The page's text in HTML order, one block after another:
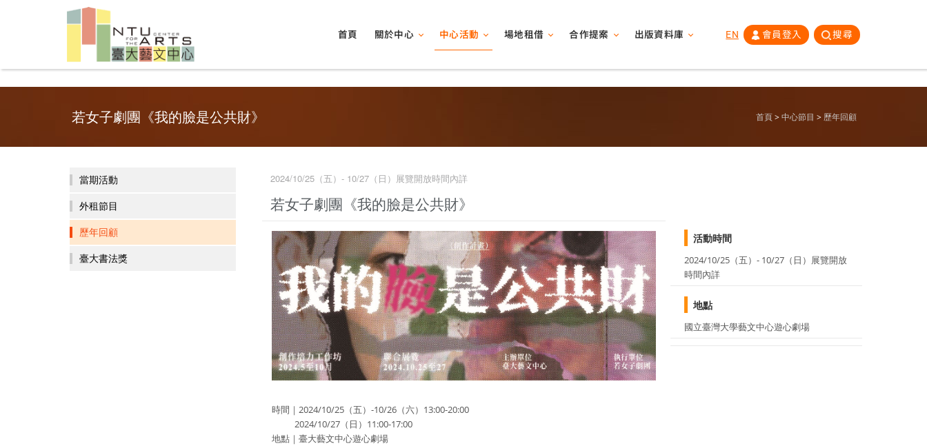
首頁 關於中心 中心活動 場地租借 合作提案 出版資料庫 EN 會員登入 搜尋
若女子劇團《我的臉是公共財》 首頁 中心節目 歷年回顧
當期活動
外租節目
歷年回顧
臺大書法獎
2024/10/25（五）- 10/27（日）展覽開放時間內詳
若女子劇團《我的臉是公共財》
時間｜2024/10/25（五）-10/26（六）13:00-20:00
2024/10/27（日）11:00-17:00
地點｜臺大藝文中心遊心劇場
活動時間
2024/10/25（五）- 10/27（日）展覽開放
時間內詳
地點
國立臺灣大學藝文中心遊心劇場